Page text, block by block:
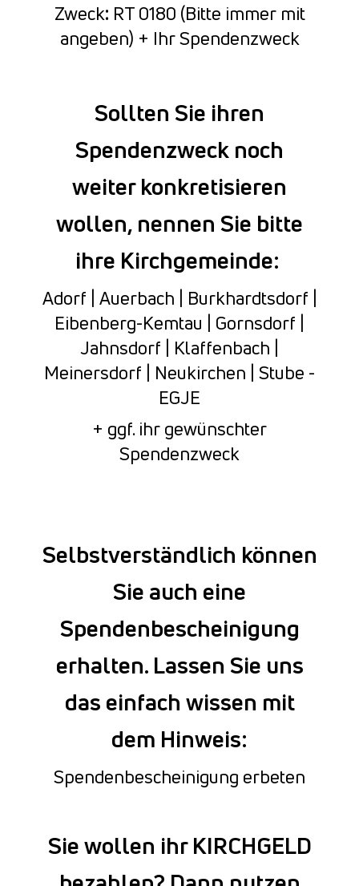
Zweck: RT 0180 (Bitte immer mit
angeben) + Ihr Spendenzweck
Sollten Sie ihren
Spendenzweck noch
weiter konkretisieren
wollen, nennen Sie bitte
ihre Kirchgemeinde:
Adorf | Auerbach | Burkhardtsdorf |
Eibenberg-Kemtau | Gornsdorf |
Jahnsdorf | Klaffenbach |
Meinersdorf | Neukirchen | Stube -
EGJE
+ ggf. ihr gewünschter
Spendenzweck
Selbstverständlich können
Sie auch eine
Spendenbescheinigung
erhalten. Lassen Sie uns
das einfach wissen mit
dem Hinweis:
Spendenbescheinigung erbeten
Sie wollen ihr KIRCHGELD